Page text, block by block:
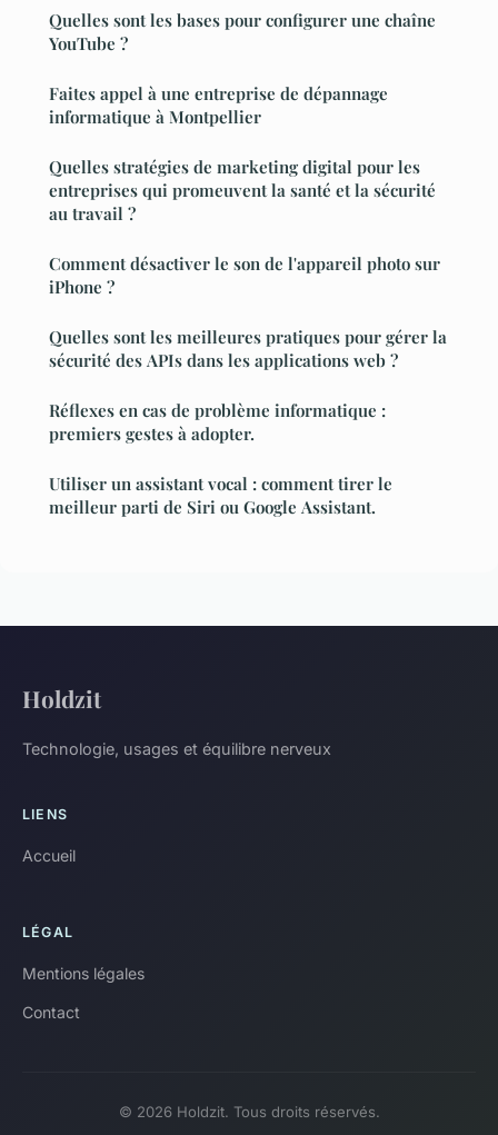
Quelles sont les bases pour configurer une chaîne
YouTube ?
Faites appel à une entreprise de dépannage
informatique à Montpellier
Quelles stratégies de marketing digital pour les
entreprises qui promeuvent la santé et la sécurité
au travail ?
Comment désactiver le son de l'appareil photo sur
iPhone ?
Quelles sont les meilleures pratiques pour gérer la
sécurité des APIs dans les applications web ?
Réflexes en cas de problème informatique :
premiers gestes à adopter.
Utiliser un assistant vocal : comment tirer le
meilleur parti de Siri ou Google Assistant.
Holdzit
Technologie, usages et équilibre nerveux
LIENS
Accueil
LÉGAL
Mentions légales
Contact
© 2026 Holdzit. Tous droits réservés.